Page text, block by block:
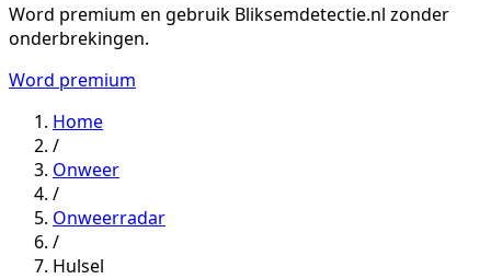
Word premium en gebruik Bliksemdetectie.nl zonder
onderbrekingen.
Word premium
Home
/
Onweer
/
Onweerradar
/
Hulsel